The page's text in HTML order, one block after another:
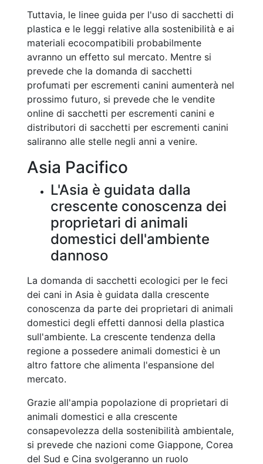
Tuttavia, le linee guida per l'uso di sacchetti di
plastica e le leggi relative alla sostenibilità e ai
materiali ecocompatibili probabilmente
avranno un effetto sul mercato. Mentre si
prevede che la domanda di sacchetti
profumati per escrementi canini aumenterà nel
prossimo futuro, si prevede che le vendite
online di sacchetti per escrementi canini e
distributori di sacchetti per escrementi canini
saliranno alle stelle negli anni a venire.
Asia Pacifico
L'Asia è guidata dalla
crescente conoscenza dei
proprietari di animali
domestici dell'ambiente
dannoso
La domanda di sacchetti ecologici per le feci
dei cani in Asia è guidata dalla crescente
conoscenza da parte dei proprietari di animali
domestici degli effetti dannosi della plastica
sull'ambiente. La crescente tendenza della
regione a possedere animali domestici è un
altro fattore che alimenta l'espansione del
mercato.
Grazie all'ampia popolazione di proprietari di
animali domestici e alla crescente
consapevolezza della sostenibilità ambientale,
si prevede che nazioni come Giappone, Corea
del Sud e Cina svolgeranno un ruolo